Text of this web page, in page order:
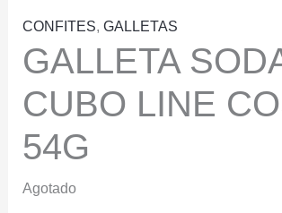
CONFITES, GALLETAS
GALLETA
CUBO LINE
54G
Agotado